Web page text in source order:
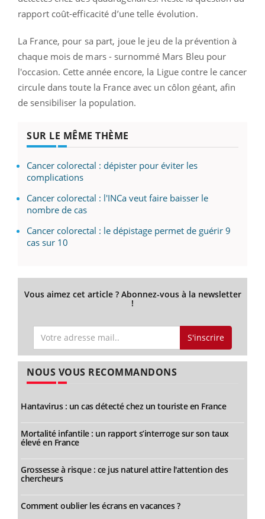
rapport coût-efficacité d’une telle évolution.
La France, pour sa part, joue le jeu de la prévention à
chaque mois de mars - surnommé Mars Bleu pour
l'occasion. Cette année encore, la Ligue contre le cancer
circule dans toute la France avec un côlon géant, afin
de sensibiliser la population.
SUR LE MÊME THÈME
Cancer colorectal : dépister pour éviter les
complications
Cancer colorectal : l'INCa veut faire baisser le
nombre de cas
Cancer colorectal : le dépistage permet de guérir 9
cas sur 10
Vous aimez cet article ? Abonnez-vous à la newsletter
!
S'inscrire
NOUS VOUS RECOMMANDONS
Hantavirus : un cas détecté chez un touriste en France
Mortalité infantile : un rapport s’interroge sur son taux
élevé en France
Grossesse à risque : ce jus naturel attire l'attention des
chercheurs
Comment oublier les écrans en vacances ?